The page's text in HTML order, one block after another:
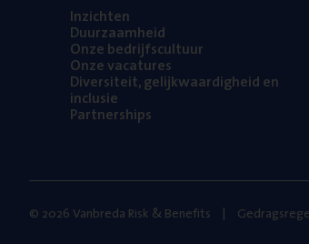
Inzich­ten
Duur­zaam­heid
Onze bedrijfs­cul­tuur
Onze vaca­tu­res
Diver­si­teit, gelijk­waar­dig­heid en
inclusie
Part­ner­ships
© 2026 Vanbreda Risk & Benefits